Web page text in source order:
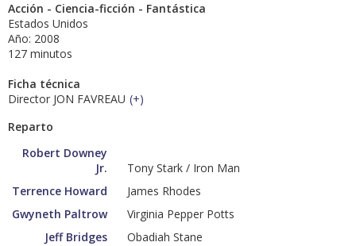
Acción - Ciencia-ficción - Fantástica
Estados Unidos
Año: 2008
127 minutos
Ficha técnica
Director JON FAVREAU (+)
Reparto
Robert Downey
Jr.
Tony Stark / Iron Man
Terrence Howard
James Rhodes
Gwyneth Paltrow
Virginia Pepper Potts
Jeff Bridges
Obadiah Stane